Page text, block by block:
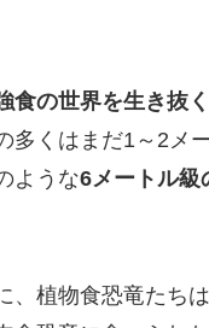
食の世界を生き抜
多くはまだ1～2メ
ような6メートル級
、植物食恐竜たちは